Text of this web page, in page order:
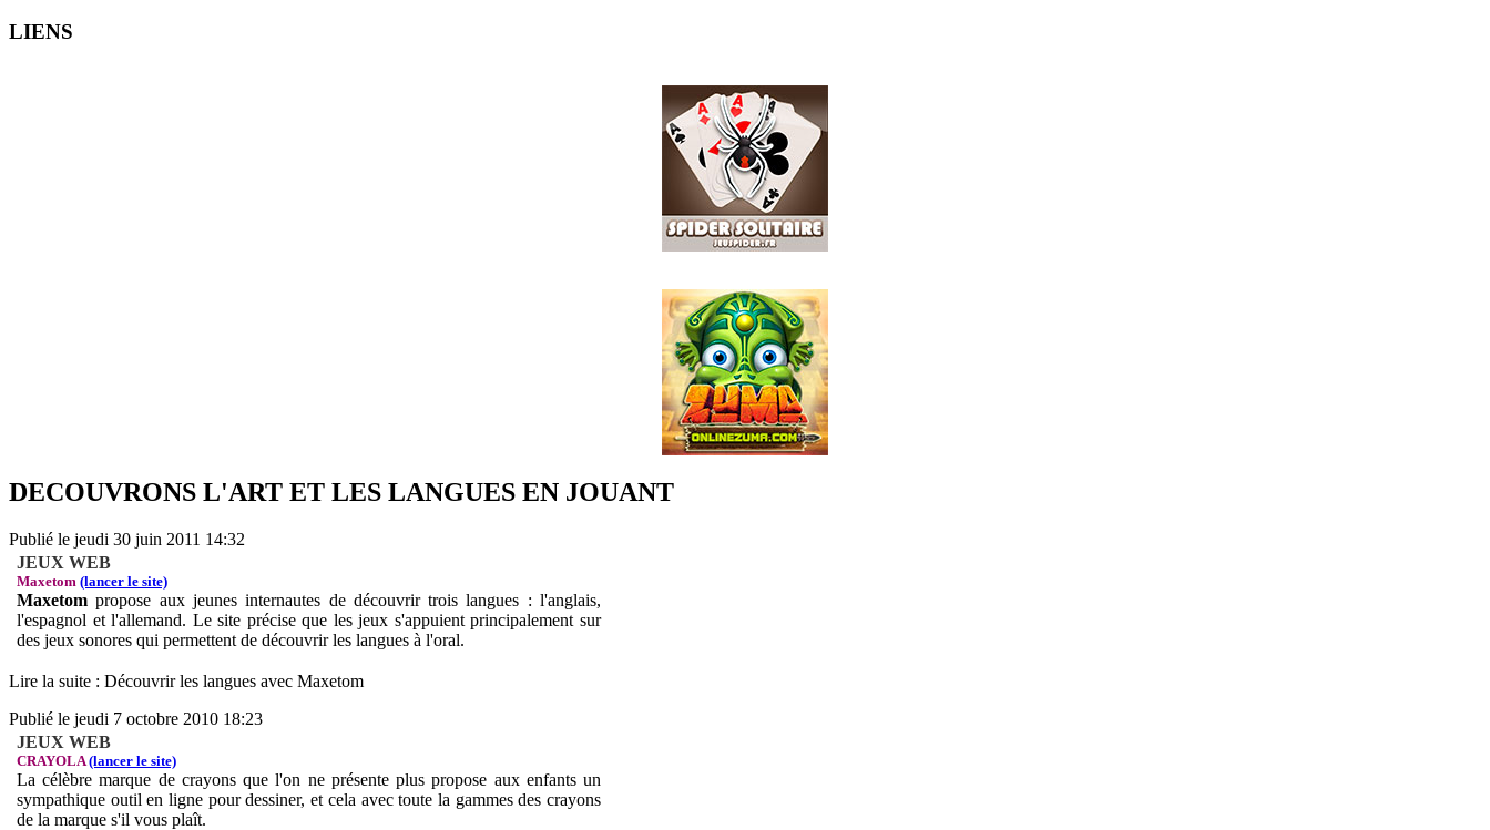
LIENS
DECOUVRONS L'ART ET LES LANGUES EN JOUANT
Publié le jeudi 30 juin 2011 14:32
JEUX WEB
Maxetom (lancer le site)
Maxetom propose aux jeunes internautes de découvrir trois langues : l'anglais,
l'espagnol et l'allemand. Le site précise que les jeux s'appuient principalement sur
des jeux sonores qui permettent de découvrir les langues à l'oral.
Lire la suite : Découvrir les langues avec Maxetom
Publié le jeudi 7 octobre 2010 18:23
JEUX WEB
CRAYOLA(lancer le site)
La célèbre marque de crayons que l'on ne présente plus propose aux enfants un
sympathique outil en ligne pour dessiner, et cela avec toute la gammes des crayons
de la marque s'il vous plaît.